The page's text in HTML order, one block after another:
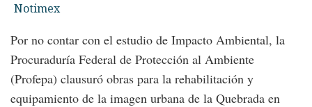
Notimex
Por no contar con el estudio de Impacto Ambiental, la
Procuraduría Federal de Protección al Ambiente
(Profepa) clausuró obras para la rehabilitación y
equipamiento de la imagen urbana de la Quebrada en